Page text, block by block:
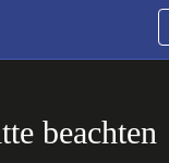
beachten